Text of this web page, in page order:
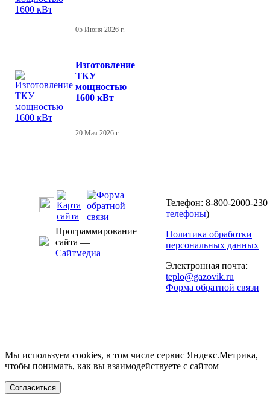
05 Июня 2026 г.
Изготовление
ТКУ
мощностью
1600 кВт
20 Мая 2026 г.
Программирование
сайта —
Сайтмедиа
Телефон: 8-800-2000-230
телефоны)
Политика обработки
персональных данных
Электронная почта:
teplo@gazovik.ru
Форма обратной связи
Мы используем cookies, в том числе сервис Яндекс.Метрика,
чтобы понимать, как вы взаимодействуете с сайтом
Согласиться